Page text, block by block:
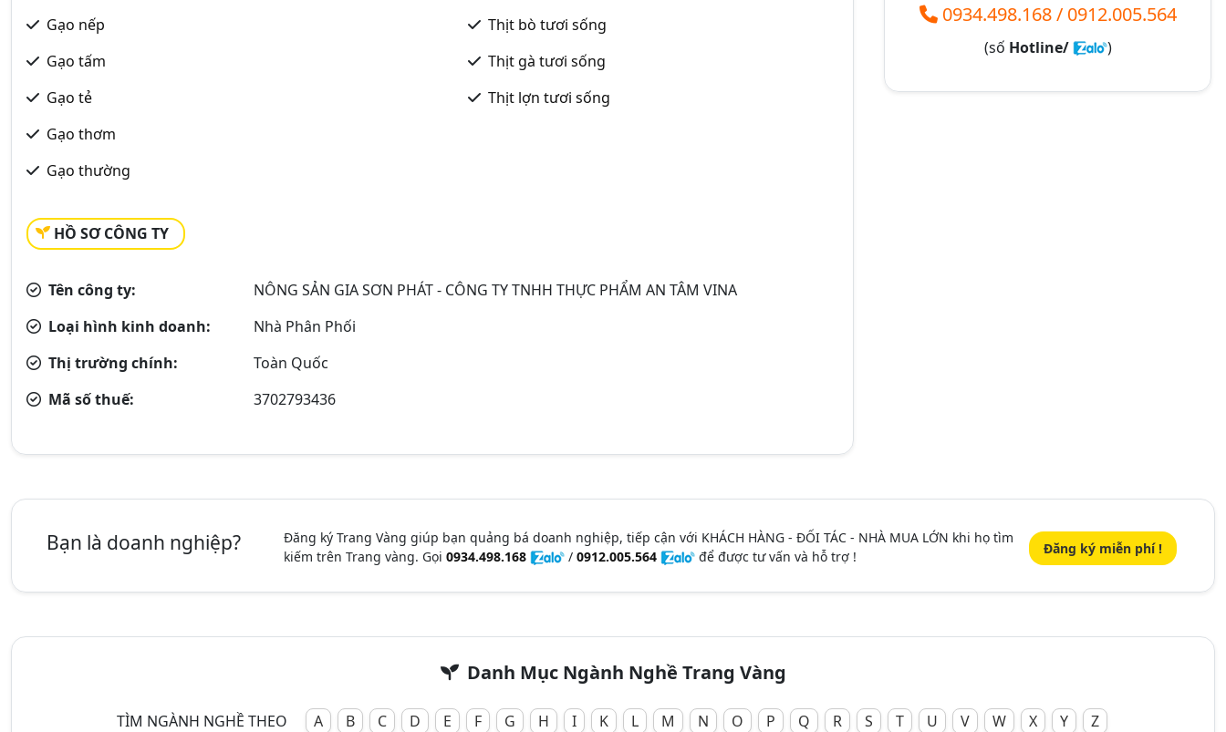
Gạo nếp
Gạo tấm
Gạo tẻ
Gạo thơm
Gạo thường
Thịt bò tươi sống
Thịt gà tươi sống
Thịt lợn tươi sống
HỒ SƠ CÔNG TY
Tên công ty:
NÔNG SẢN GIA SƠN PHÁT - CÔNG TY TNHH THỰC PHẨM AN TÂM VINA
Loại hình kinh doanh:
Nhà Phân Phối
Thị trường chính:
Toàn Quốc
Mã số thuế:
3702793436
0934.498.168/ 0912.005.564
(số Hotline/ )
Bạn là doanh nghiệp?
Đăng ký Trang Vàng giúp bạn quảng bá doanh nghiệp, tiếp cận với KHÁCH HÀNG - ĐỐI TÁC - NHÀ MUA LỚN khi họ tìm
kiếm trên Trang vàng. Gọi 0934.498.168 / 0912.005.564 để được tư vấn và hỗ trợ ! Đăng ký miễn phí !
Danh Mục Ngành Nghề Trang Vàng
TÌM NGÀNH NGHỀ THEO A B C D E F G H I K L M N O P Q R S T U V W X Y Z